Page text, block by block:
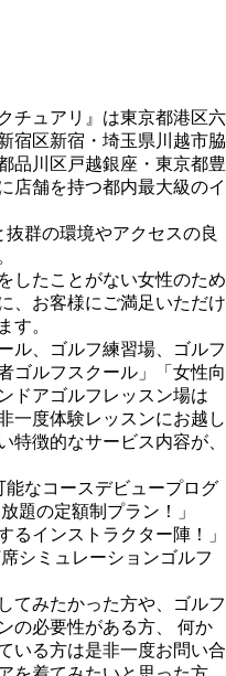
チュアリ』は東京都港区六
宿区新宿・埼玉県川越市脇
品川区戸越銀座・東京都豊
店舗を持つ都内最大級のイ
群の環境やアクセスの良
したことがない女性のため
、お客様にご満足いただけ
す。
ル、ゴルフ練習場、ゴルフ
ゴルフスクール」「女性向
ドアゴルフレッスン場は
一度体験レッスンにお越し
特徴的なサービス内容が、
能なコースデビュープログ
題の定額制プラン！」
るインストラクター陣！」
シミュレーションゴルフ
てみたかった方や、ゴルフ
の必要性がある方、 何か
いる方は是非一度お問い合